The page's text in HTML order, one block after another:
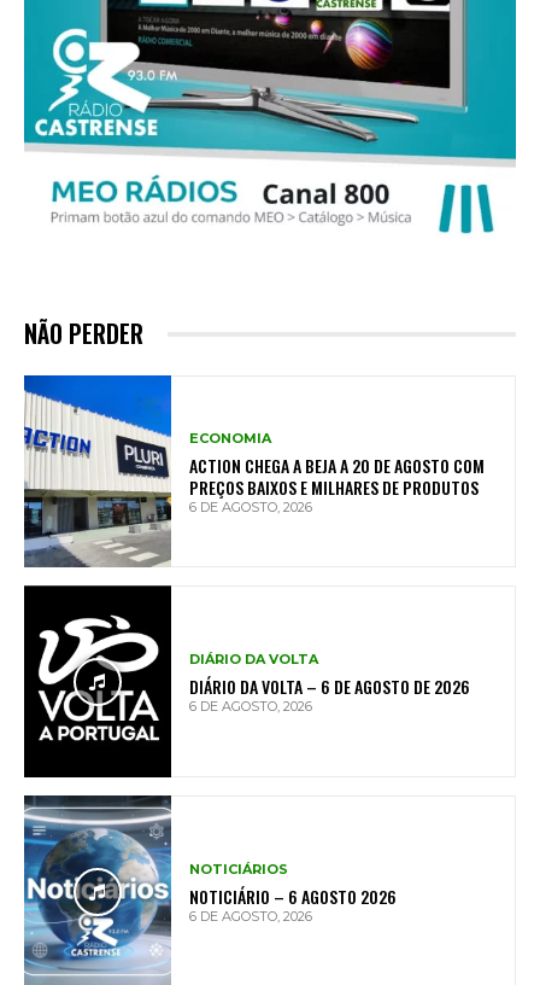
NÃO PERDER
ECONOMIA
ACTION CHEGA A BEJA A 20 DE AGOSTO COM
PREÇOS BAIXOS E MILHARES DE PRODUTOS
6 DE AGOSTO, 2026
DIÁRIO DA VOLTA
DIÁRIO DA VOLTA – 6 DE AGOSTO DE 2026
6 DE AGOSTO, 2026
NOTICIÁRIOS
NOTICIÁRIO – 6 AGOSTO 2026
6 DE AGOSTO, 2026